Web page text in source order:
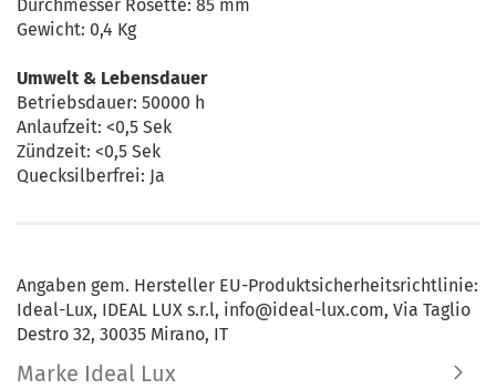
Durchmesser Rosette: 85 mm
Gewicht: 0,4 Kg
Umwelt & Lebensdauer
Betriebsdauer: 50000 h
Anlaufzeit: <0,5 Sek
Zündzeit: <0,5 Sek
Quecksilberfrei: Ja
Angaben gem. Hersteller EU-Produktsicherheitsrichtlinie:
Ideal-Lux, IDEAL LUX s.r.l, info@ideal-lux.com, Via Taglio
Destro 32, 30035 Mirano, IT
Marke Ideal Lux